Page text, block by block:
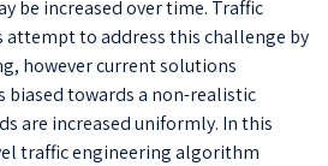
be increased over time. Traffic
to address this challenge by
however current solutions
towards a non-realistic
are increased uniformly. In this
traffic engineering algorithm